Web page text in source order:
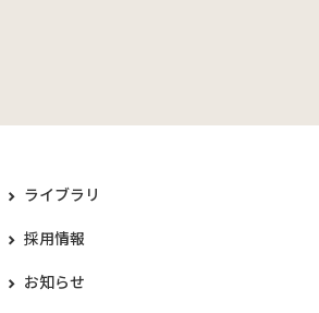
ライブラリ
採用情報
お知らせ